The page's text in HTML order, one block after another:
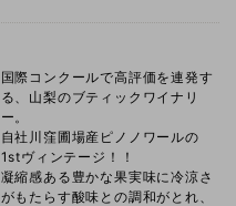
国際コンクールで高評価を連発す
る、山梨のブティックワイナリ
ー。
自社川窪圃場産ピノノワールの
1stヴィンテージ！！
凝縮感ある豊かな果実味に冷涼さ
がもたらす酸味との調和がとれ、